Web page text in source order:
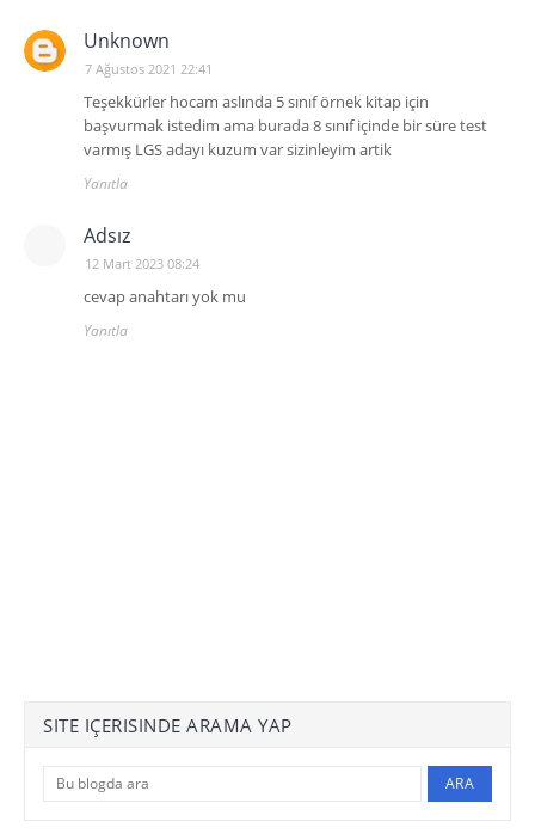
Unknown
7 Ağustos 2021 22:41
Teşekkürler hocam aslında 5 sınıf örnek kitap için
başvurmak istedim ama burada 8 sınıf içinde bir süre test
varmış LGS adayı kuzum var sizinleyim artik
Yanıtla
Adsız
12 Mart 2023 08:24
cevap anahtarı yok mu
Yanıtla
SITE IÇERISINDE ARAMA YAP